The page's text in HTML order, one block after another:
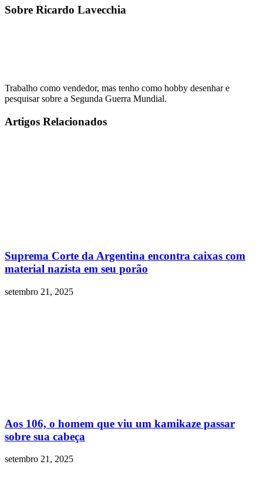
Sobre Ricardo Lavecchia
Trabalho como vendedor, mas tenho como hobby desenhar e
pesquisar sobre a Segunda Guerra Mundial.
Artigos Relacionados
Suprema Corte da Argentina encontra caixas com
material nazista em seu porão
setembro 21, 2025
Aos 106, o homem que viu um kamikaze passar
sobre sua cabeça
setembro 21, 2025